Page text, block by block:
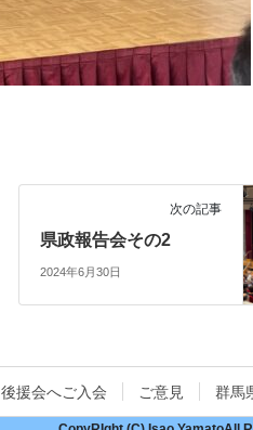
次の記事
県政報告会その2
2024年6月30日
後援会へご入会 ご意見 群馬